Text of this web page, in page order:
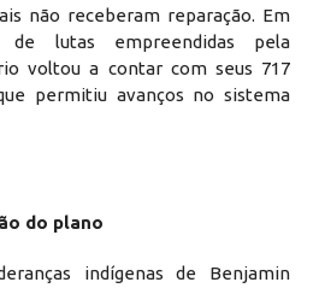
não receberam reparação. Em
de lutas empreendidas pela
voltou a contar com seus 717
permitiu avanços no sistema
do plano
indígenas de Benjamin